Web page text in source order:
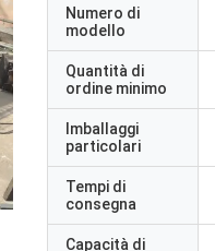
Numero di
modello
Quantità di
ordine minimo
Imballaggi
particolari
Tempi di
consegna
Capacità di